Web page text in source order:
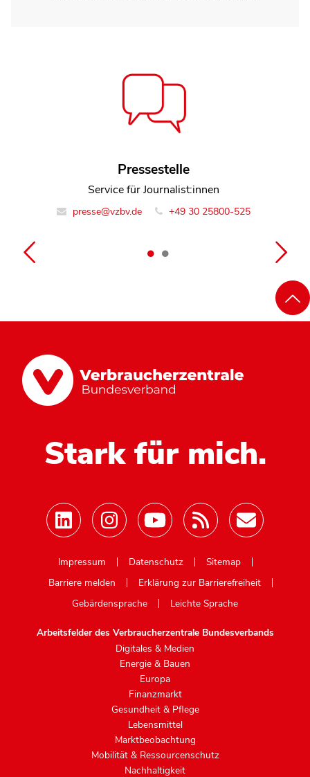
Pressestelle
Service für Journalist:innen
presse@vzbv.de +49 30 25800-525
Jochen Geilenkirchen
Referent Geschäftsbereich Verbraucherpolitik
info@vzbv.de +49 30 25800-0
Stark für mich.
Impressum
Datenschutz
Sitemap
Barriere melden
Erklärung zur Barrierefreiheit
Gebärdensprache
Leichte Sprache
Arbeitsfelder des Verbraucherzentrale Bundesverbands
Digitales & Medien
Energie & Bauen
Europa
Finanzmarkt
Gesundheit & Pflege
Lebensmittel
Marktbeobachtung
Mobilität & Ressourcenschutz
Nachhaltigkeit